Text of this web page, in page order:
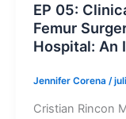
EP 05:
Femur
Hospital: An
Jennifer Corena /
Cristian Rincon